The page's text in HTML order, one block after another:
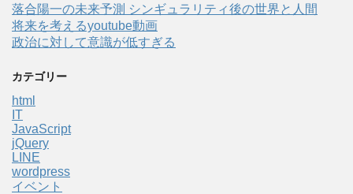
落合陽一の未来予測 シンギュラリティ後の世界と人間
将来を考えるyoutube動画
政治に対して意識が低すぎる
カテゴリー
html
IT
JavaScript
jQuery
LINE
wordpress
イベント